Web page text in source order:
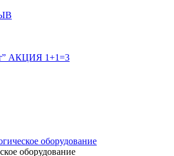
АКЦИЯ 1+1=3
оборудование
оборудование